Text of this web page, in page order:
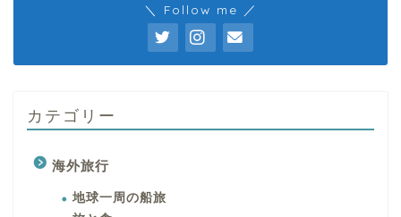
＼ Follow me ／
カテゴリー
海外旅行
地球一周の船旅